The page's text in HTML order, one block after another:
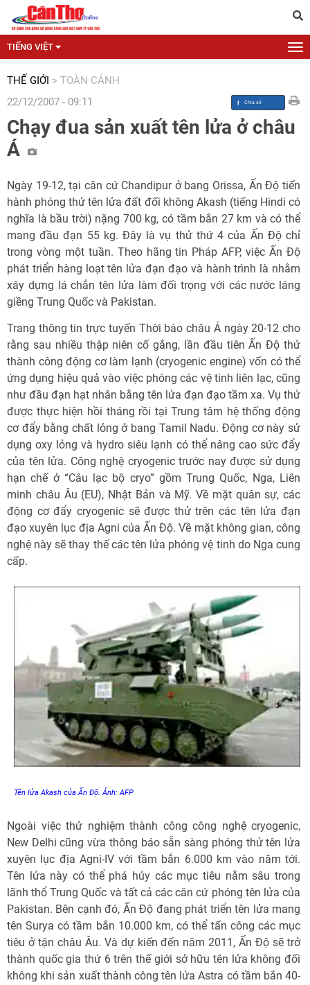
TIẾNG VIỆT
THẾ GIỚI > TOÀN CẢNH
22/12/2007 - 09:11
Chạy đua sản xuất tên lửa ở châu
Á
Ngày 19-12, tại căn cứ Chandipur ở bang Orissa, Ấn Độ tiến
hành phóng thử tên lửa đất đối không Akash (tiếng Hindi có
nghĩa là bầu trời) nặng 700 kg, có tầm bắn 27 km và có thể
mang đầu đạn 55 kg. Đây là vụ thử thứ 4 của Ấn Độ chỉ
trong vòng một tuần. Theo hãng tin Pháp AFP, việc Ấn Độ
phát triển hàng loạt tên lửa đạn đạo và hành trình là nhằm
xây dựng lá chắn tên lửa làm đối trọng với các nước láng
giềng Trung Quốc và Pakistan.
Trang thông tin trực tuyến Thời báo châu Á ngày 20-12 cho
rằng sau nhiều thập niên cố gắng, lần đầu tiên Ấn Độ thử
thành công động cơ làm lạnh (cryogenic engine) vốn có thể
ứng dụng hiệu quả vào việc phóng các vệ tinh liên lạc, cũng
như đầu đạn hạt nhân bằng tên lửa đạn đạo tầm xa. Vụ thử
được thực hiện hồi tháng rồi tại Trung tâm hệ thống động
cơ đẩy bằng chất lỏng ở bang Tamil Nadu. Động cơ này sử
dụng oxy lỏng và hydro siêu lạnh có thể nâng cao sức đẩy
của tên lửa. Công nghệ cryogenic trước nay được sử dụng
hạn chế ở “Câu lạc bộ cryo” gồm Trung Quốc, Nga, Liên
minh châu Âu (EU), Nhật Bản và Mỹ. Về mặt quân sự, các
động cơ đẩy cryogenic sẽ được thử trên các tên lửa đạn
đạo xuyên lục địa Agni của Ấn Độ. Về mặt không gian, công
nghệ này sẽ thay thế các tên lửa phóng vệ tinh do Nga cung
cấp.
Tên lửa Akash của Ấn Độ. Ảnh: AFP
Ngoài việc thử nghiệm thành công công nghệ cryogenic,
New Delhi cũng vừa thông báo sẵn sàng phóng thử tên lửa
xuyên lục địa Agni-IV với tầm bắn 6.000 km vào năm tới.
Tên lửa này có thể phá hủy các mục tiêu nằm sâu trong
lãnh thổ Trung Quốc và tất cả các căn cứ phóng tên lửa của
Pakistan. Bên cạnh đó, Ấn Độ đang phát triển tên lửa mang
tên Surya có tầm bắn 10.000 km, có thể tấn công các mục
tiêu ở tận châu Âu. Và dự kiến đến năm 2011, Ấn Độ sẽ trở
thành quốc gia thứ 6 trên thế giới sở hữu tên lửa không đối
không khi sản xuất thành công tên lửa Astra có tầm bắn 40-